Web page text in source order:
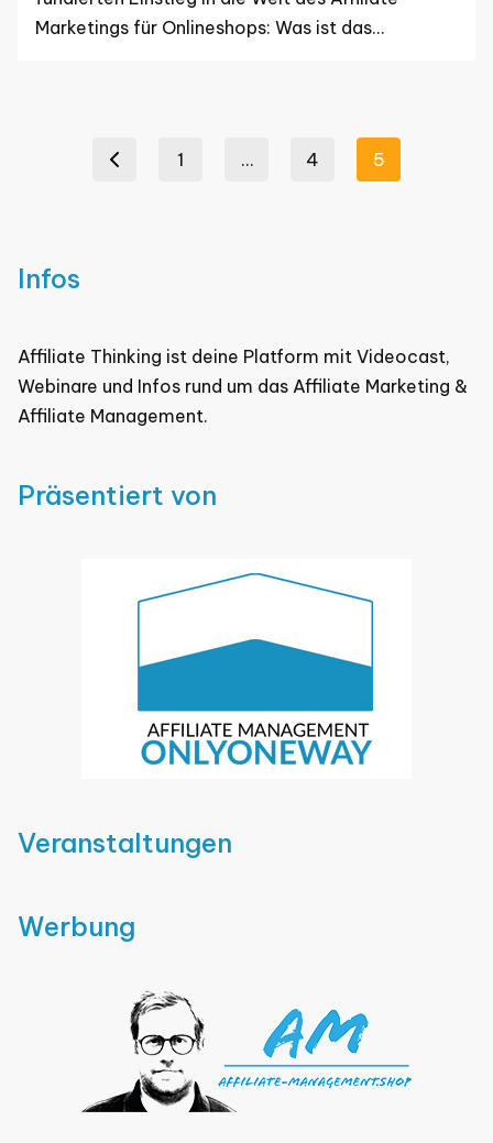
Marketings für Onlineshops: Was ist das…
Seitennummerierung
1 … 4 5
Infos
Affiliate Thinking ist deine Platform mit Videocast,
Webinare und Infos rund um das Affiliate Marketing &
Affiliate Management.
Präsentiert von
Veranstaltungen
Werbung